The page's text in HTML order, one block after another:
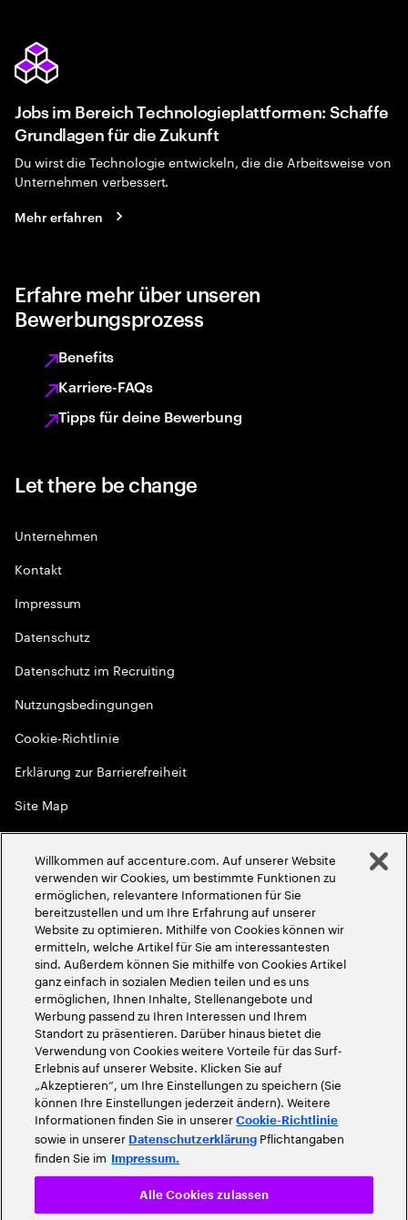
Jobs im Bereich Technologieplattformen: Schaffe
Grundlagen für die Zukunft
Du wirst die Technologie entwickeln, die die Arbeitsweise von
Unternehmen verbessert.
Mehr erfahren
Erfahre mehr über unseren
Bewerbungsprozess
Benefits
Karriere-FAQs
Tipps für deine Bewerbung
Let there be change
Unternehmen
Kontakt
Impressum
Datenschutz
Datenschutz im Recruiting
Nutzungsbedingungen
Cookie-Richtlinie
Erklärung zur Barrierefreiheit
Site Map
Globale Meritokratie
2026Accenture. Alle Rechte vorbehalten
Willkommen auf accenture.com. Auf unserer Website
verwenden wir Cookies, um bestimmte Funktionen zu
ermöglichen, relevantere Informationen für Sie
bereitzustellen und um Ihre Erfahrung auf unserer
Website zu optimieren. Mithilfe von Cookies können wir
ermitteln, welche Artikel für Sie am interessantesten
sind. Außerdem können Sie mithilfe von Cookies Artikel
ganz einfach in sozialen Medien teilen und es uns
ermöglichen, Ihnen Inhalte, Stellenangebote und
Werbung passend zu Ihren Interessen und Ihrem
Standort zu präsentieren. Darüber hinaus bietet die
Verwendung von Cookies weitere Vorteile für das Surf-
Erlebnis auf unserer Website. Klicken Sie auf
„Akzeptieren“, um Ihre Einstellungen zu speichern (Sie
können Ihre Einstellungen jederzeit ändern). Weitere
Informationen finden Sie in unsererCookie-Richtlinie
sowie in unserer Datenschutzerklärung Pflichtangaben
finden Sie im Impressum.
Alle Cookies zulassen